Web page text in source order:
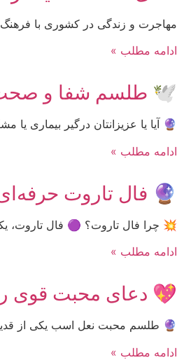
مهاجرت و زندگی در کشوری با فرهنگ
ادامه مطلب »
🕊 طلسم شفا و صحت
🔮 آیا یا عزیزانتان درگیر بیماری
ادامه مطلب »
🔮 فال تاروت
💥 چرا فال تاروت؟ 🟣 فال تاروت،
ادامه مطلب »
💖 دعای محبت قوی
🔮 طلسم محبت نعل اسب یکی از
ادامه مطلب »